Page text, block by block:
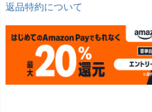
返品特約について